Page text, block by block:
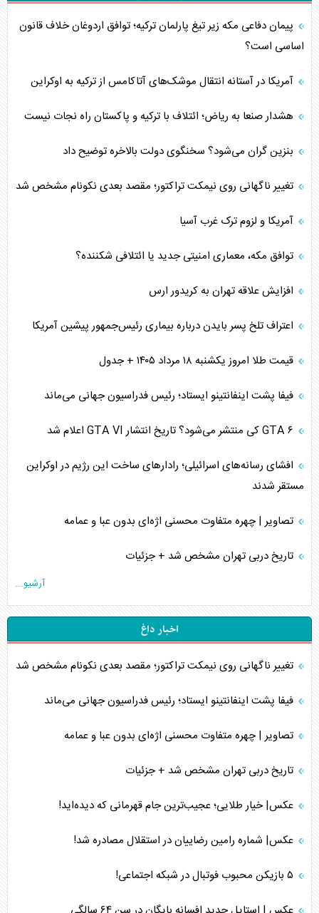
پیمان دفاعی مکه زیر تیغ پارلمان ترکیه؛ توافق اردوغان خلاف قانون
اساسی است؟
آمریکا در آستانه انتقال موشک‌های آتاکامس از ترکیه به اوکراین
هشدار صنعا به ریاض؛ ائتلاف با ترکیه و پاکستان راه نجات نیست
بنزین گران می‌شود؟ سخنگوی دولت بالاخره توضیح داد
تغییر ناگهانی روی نیمکت تراکتور؛ مقصد بعدی نکونام مشخص شد
آمریکا و لزوم ترک غرب آسیا
توافق مکه، معماری امنیتی جدید یا ائتلافی شکننده؟
افزایش علاقه تهران به کریدور ارس
اعتراف تلخ پسر بایدن درباره بیماری رئیس‌جمهور پیشین آمریکا
قیمت طلا امروز یکشنبه ۱۸ مرداد ۱۴۰۵ + جدول
فیفا پشت اینفانتینو ایستاد؛ رئیس فدراسیون جهانی می‌ماند
افشای رسانه‌های اسرائیلی؛ رادارهای ساخت این رژیم در اوکراین
مستقر شدند
تصاویر | چهره متفاوت محسنی اژه‌ای بدون عبا و عمامه
تاریخ دربی تهران مشخص شد + جزئیات
آرشیو...
اخبار داغ
تغییر ناگهانی روی نیمکت تراکتور؛ مقصد بعدی نکونام مشخص شد
فیفا پشت اینفانتینو ایستاد؛ رئیس فدراسیون جهانی می‌ماند
تصاویر | چهره متفاوت محسنی اژه‌ای بدون عبا و عمامه
تاریخ دربی تهران مشخص شد + جزئیات
عکس| خیار طلایی؛ عجیب‌ترین جام قهرمانی که دیده‌اید!
عکس| شماره رامین رضاییان در استقلال مصادره شد!